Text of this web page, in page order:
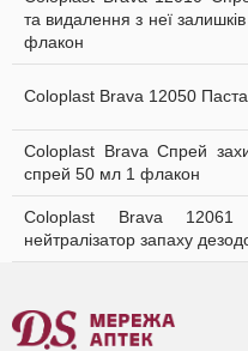
та видалення з неї
флакон
Coloplast Brava 12050
Coloplast Brava Спрей
спрей 50 мл 1 флакон
Coloplast Brava 12061
нейтралізатор запаху